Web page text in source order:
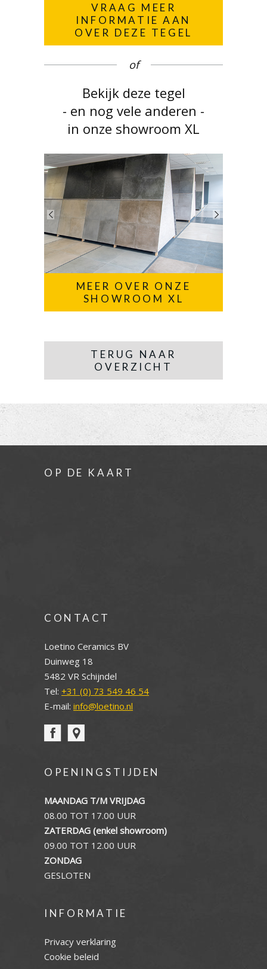
VRAAG MEER
INFORMATIE AAN
OVER DEZE TEGEL
of
Bekijk deze tegel
- en nog vele anderen -
in onze showroom XL
MEER OVER ONZE
SHOWROOM XL
TERUG NAAR
OVERZICHT
OP DE KAART
CONTACT
Loetino Ceramics BV
Duinweg 18
5482 VR Schijndel
Tel: +31 (0) 73 549 46 54
E-mail: info@loetino.nl
OPENINGSTIJDEN
MAANDAG T/M VRIJDAG
08.00 TOT 17.00 UUR
ZATERDAG (enkel showroom)
09.00 TOT 12.00 UUR
ZONDAG
GESLOTEN
INFORMATIE
Privacy verklaring
Cookie beleid